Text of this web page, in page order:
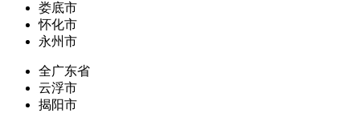
娄底市
怀化市
永州市
全广东省
云浮市
揭阳市